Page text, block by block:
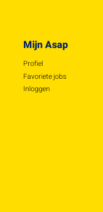
Mijn Asap
Profiel
Favoriete jobs
Inloggen